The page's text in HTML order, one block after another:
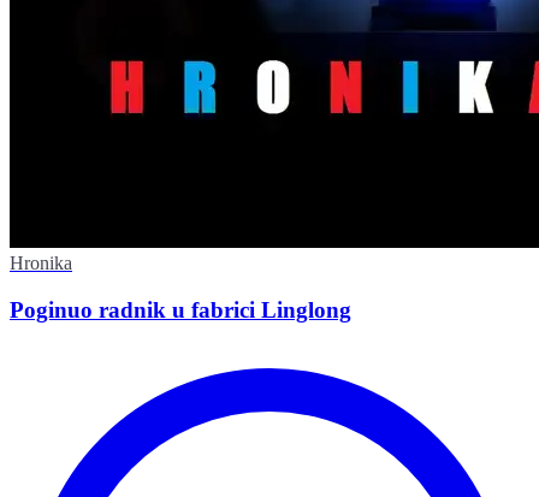
Hronika
Poginuo radnik u fabrici Linglong